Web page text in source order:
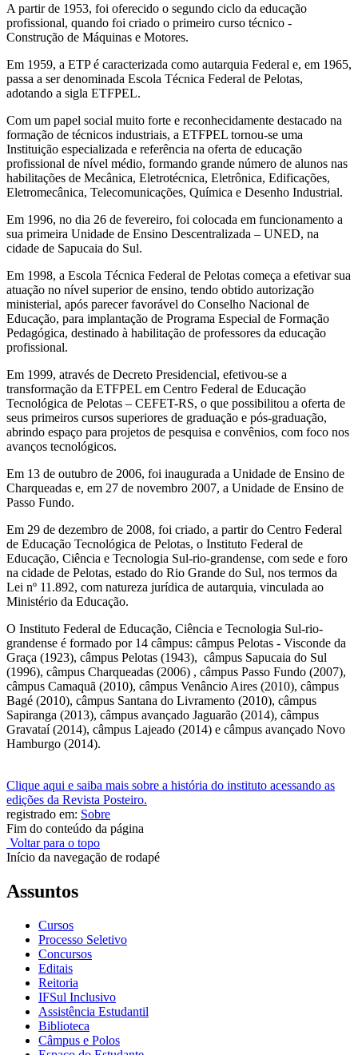
A partir de 1953, foi oferecido o segundo ciclo da educação
profissional, quando foi criado o primeiro curso técnico -
Construção de Máquinas e Motores.
Em 1959, a ETP é caracterizada como autarquia Federal e, em 1965,
passa a ser denominada Escola Técnica Federal de Pelotas,
adotando a sigla ETFPEL.
Com um papel social muito forte e reconhecidamente destacado na
formação de técnicos industriais, a ETFPEL tornou-se uma
Instituição especializada e referência na oferta de educação
profissional de nível médio, formando grande número de alunos nas
habilitações de Mecânica, Eletrotécnica, Eletrônica, Edificações,
Eletromecânica, Telecomunicações, Química e Desenho Industrial.
Em 1996, no dia 26 de fevereiro, foi colocada em funcionamento a
sua primeira Unidade de Ensino Descentralizada – UNED, na
cidade de Sapucaia do Sul.
Em 1998, a Escola Técnica Federal de Pelotas começa a efetivar sua
atuação no nível superior de ensino, tendo obtido autorização
ministerial, após parecer favorável do Conselho Nacional de
Educação, para implantação de Programa Especial de Formação
Pedagógica, destinado à habilitação de professores da educação
profissional.
Em 1999, através de Decreto Presidencial, efetivou-se a
transformação da ETFPEL em Centro Federal de Educação
Tecnológica de Pelotas – CEFET-RS, o que possibilitou a oferta de
seus primeiros cursos superiores de graduação e pós-graduação,
abrindo espaço para projetos de pesquisa e convênios, com foco nos
avanços tecnológicos.
Em 13 de outubro de 2006, foi inaugurada a Unidade de Ensino de
Charqueadas e, em 27 de novembro 2007, a Unidade de Ensino de
Passo Fundo.
Em 29 de dezembro de 2008, foi criado, a partir do Centro Federal
de Educação Tecnológica de Pelotas, o Instituto Federal de
Educação, Ciência e Tecnologia Sul-rio-grandense, com sede e foro
na cidade de Pelotas, estado do Rio Grande do Sul, nos termos da
Lei nº 11.892, com natureza jurídica de autarquia, vinculada ao
Ministério da Educação.
O Instituto Federal de Educação, Ciência e Tecnologia Sul-rio-
grandense é formado por 14 câmpus: câmpus Pelotas - Visconde da
Graça (1923), câmpus Pelotas (1943), câmpus Sapucaia do Sul
(1996), câmpus Charqueadas (2006) , câmpus Passo Fundo (2007),
câmpus Camaquã (2010), câmpus Venâncio Aires (2010), câmpus
Bagé (2010), câmpus Santana do Livramento (2010), câmpus
Sapiranga (2013), câmpus avançado Jaguarão (2014), câmpus
Gravataí (2014), câmpus Lajeado (2014) e câmpus avançado Novo
Hamburgo (2014).
Clique aqui e saiba mais sobre a história do instituto acessando as
edições da Revista Posteiro.
registrado em: Sobre
Fim do conteúdo da página
Voltar para o topo
Início da navegação de rodapé
Assuntos
Cursos
Processo Seletivo
Concursos
Editais
Reitoria
IFSul Inclusivo
Assistência Estudantil
Biblioteca
Câmpus e Polos